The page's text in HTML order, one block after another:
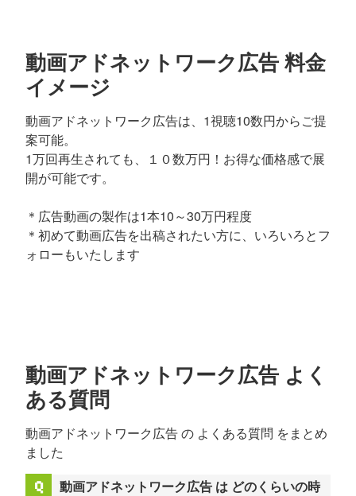
動画アドネットワーク広告 料金
イメージ
動画アドネットワーク広告は、1視聴10数円からご提
案可能。
1万回再生されても、１０数万円！お得な価格感で展
開が可能です。
＊広告動画の製作は1本10～30万円程度
＊初めて動画広告を出稿されたい方に、いろいろとフ
ォローもいたします
動画アドネットワーク広告 よく
ある質問
動画アドネットワーク広告 の よくある質問 をまとめ
ました
動画アドネットワーク広告 は どのくらいの時